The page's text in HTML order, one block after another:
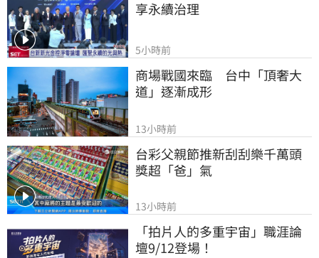
享永續治理
5小時前
商場戰國來臨　台中「頂奢大
道」逐漸成形
13小時前
台彩父親節推新刮刮樂千萬頭
獎超「爸」氣
13小時前
「拍片人的多重宇宙」職涯論
壇9/12登場！